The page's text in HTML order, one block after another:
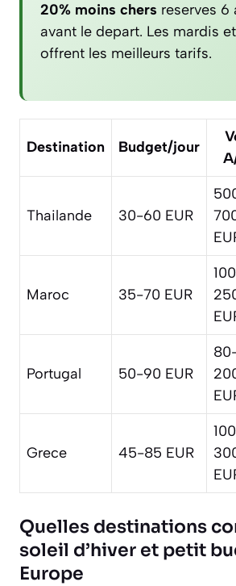
20% moins chers reserves 6
avant le depart. Les mardis
offrent les meilleurs tarifs.
Destination Budget/jour
Thailande 30-60 EUR
Maroc 35-70 EUR
Portugal 50-90 EUR
Grece 45-85 EUR
Quelles destinations
soleil d’hiver et petit
Europe